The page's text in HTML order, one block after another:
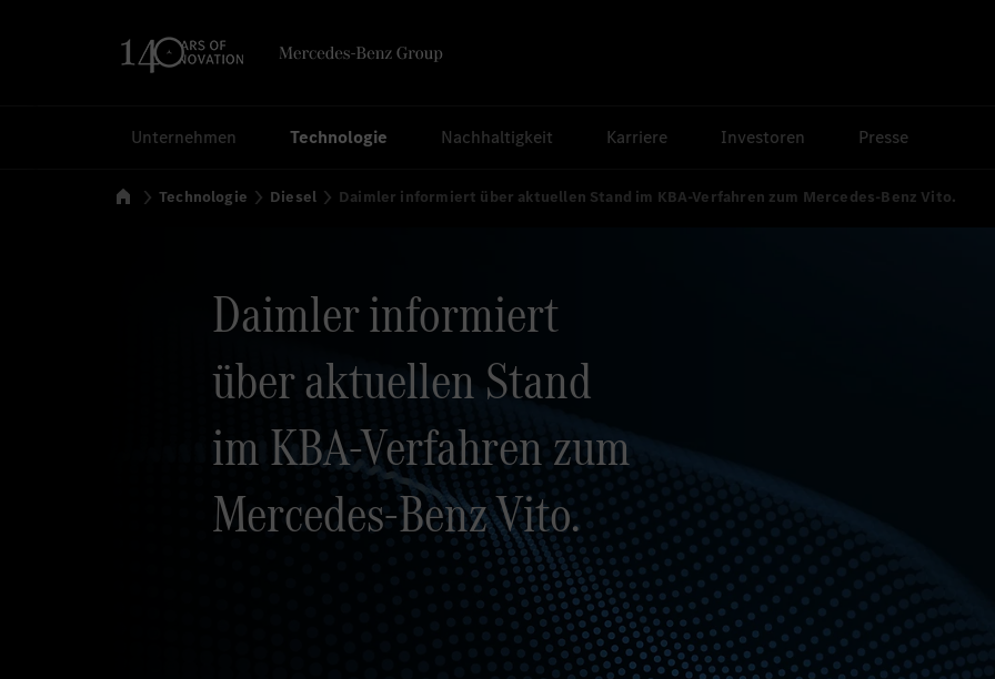
Unternehmen Technologie Nachhaltigkeit Karriere Investoren Presse
Startseite
Technologie Diesel Daimler informiert über aktuellen Stand im KBA-Verfahren zum Mercedes-Benz Vito.
Daimler informiert
über aktuellen Stand
im KBA-Verfahren zum
Mercedes-Benz Vito.